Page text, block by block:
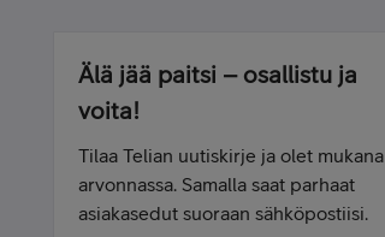
Älä jää paitsi – osallistu ja
voita!
Tilaa Telian uutiskirje ja olet mukana
arvonnassa. Samalla saat parhaat
asiakasedut suoraan sähköpostiisi.